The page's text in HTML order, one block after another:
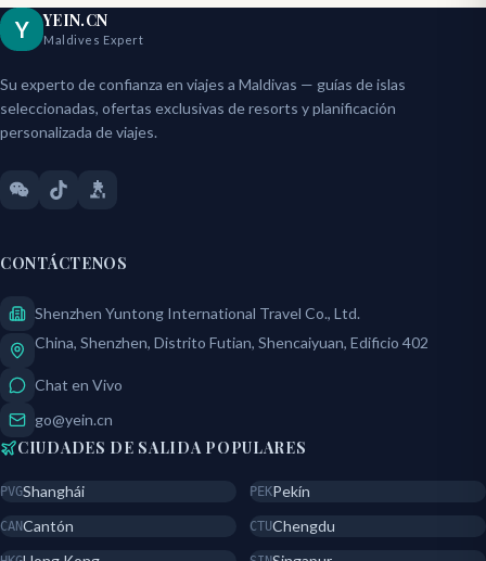
Y YEIN.CN
Maldives Expert
Su experto de confianza en viajes a Maldivas — guías de islas
seleccionadas, ofertas exclusivas de resorts y planificación
personalizada de viajes.
CONTÁCTENOS
Shenzhen Yuntong International Travel Co., Ltd.
China, Shenzhen, Distrito Futian, Shencaiyuan, Edificio 402
Chat en Vivo
go@yein.cn
CIUDADES DE SALIDA POPULARES
PVGShanghái PEKPekín
CANCantón CTUChengdu